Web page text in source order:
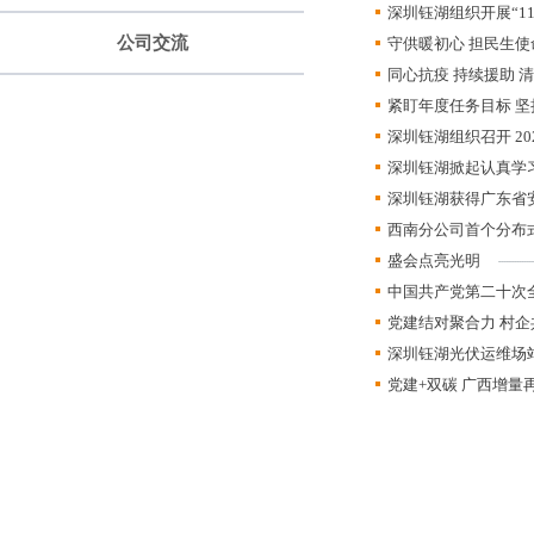
公司交流
深圳钰湖组织开展
守供暖初心 担民生
同心抗疫 持续援助
紧盯年度任务目标
深圳钰湖组织召开
深圳钰湖掀起认真学
深圳钰湖获得广东省
西南分公司首个分布
盛会点亮光明
中国共产党第二十次
党建结对聚合力 村
深圳钰湖光伏运维
党建+双碳 广西增量